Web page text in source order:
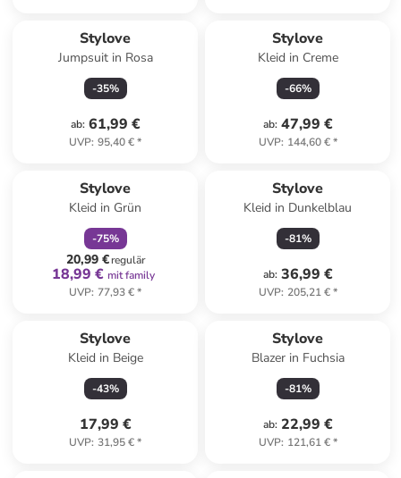
Stylove
Jumpsuit in Rosa
-35%
ab: 61,99 €
UVP: 95,40 €*
Stylove
Kleid in Creme
-66%
ab: 47,99 €
UVP: 144,60 €*
Stylove
Kleid in Grün
-75%
20,99 €regulär
18,99 € mit family
UVP: 77,93 €*
Stylove
Kleid in Dunkelblau
-81%
ab: 36,99 €
UVP: 205,21 €*
Stylove
Kleid in Beige
-43%
17,99 €
UVP: 31,95 €*
Stylove
Blazer in Fuchsia
-81%
ab: 22,99 €
UVP: 121,61 €*